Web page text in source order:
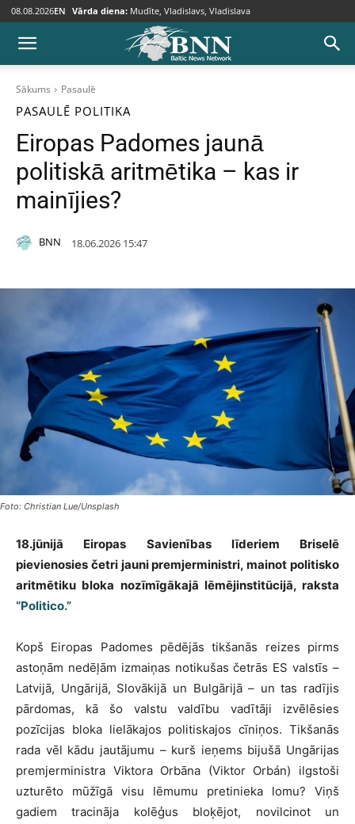
08.08.2026EN Vārda diena: Mudīte, Vladislavs, Vladislava
Sākums Pasaulē
PASAULĒ POLITIKA
Eiropas Padomes jaunā
politiskā aritmētika – kas ir
mainījies?
BNN 18.06.2026 15:47
Foto: Christian Lue/Unsplash
18.jūnijā Eiropas Savienības līderiem Briselē
pievienosies četri jauni premjerministri, mainot politisko
aritmētiku bloka nozīmīgākajā lēmējinstitūcijā, raksta
“Politico.”
Kopš Eiropas Padomes pēdējās tikšanās reizes pirms
astoņām nedēļām izmaiņas notikušas četrās ES valstīs –
Latvijā, Ungārijā, Slovākijā un Bulgārijā – un tas radījis
pārdomas, kā šo valstu valdību vadītāji izvēlēsies
pozīcijas bloka lielākajos politiskajos cīniņos. Tikšanās
rada vēl kādu jautājumu – kurš ieņems bijušā Ungārijas
premjerministra Viktora Orbāna (Viktor Orbán) ilgstoši
uzturēto mūžīgā visu lēmumu pretinieka lomu? Viņš
gadiem tracināja kolēģus bloķējot, novilcinot un